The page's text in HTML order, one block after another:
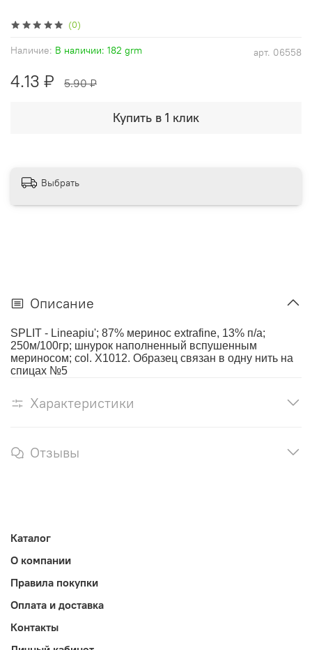
(0)
арт. 06558
Наличие: В наличии: 182 grm
4.13 ₽ 5.90 ₽
Купить в 1 клик
Выбрать
Описание
SPLIT - Lineapiu'; 87% меринос extrafine, 13% п/а;
250м/100гр; шнурок наполненный вспушенным
мериносом; col. X1012. Образец связан в одну нить на
спицах №5
Характеристики
Отзывы
Каталог
О компании
Правила покупки
Оплата и доставка
Контакты